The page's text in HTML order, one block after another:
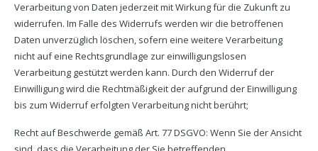
Verarbeitung von Daten jederzeit mit Wirkung für die Zukunft zu
widerrufen. Im Falle des Widerrufs werden wir die betroffenen
Daten unverzüglich löschen, sofern eine weitere Verarbeitung
nicht auf eine Rechtsgrundlage zur einwilligungslosen
Verarbeitung gestützt werden kann. Durch den Widerruf der
Einwilligung wird die Rechtmäßigkeit der aufgrund der Einwilligung
bis zum Widerruf erfolgten Verarbeitung nicht berührt;
Recht auf Beschwerde gemäß Art. 77 DSGVO: Wenn Sie der Ansicht